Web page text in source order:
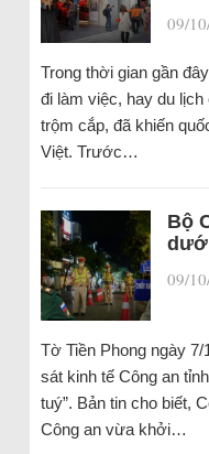
09/
Trong thời gian gần
đi làm việc, hay du
trộm cắp, đã khiến
Việt. Trước…
Bộ
09/
Tờ Tiền Phong ngày
sát kinh tế Công an
tuý”. Bản tin cho biết,
Công an vừa khởi…